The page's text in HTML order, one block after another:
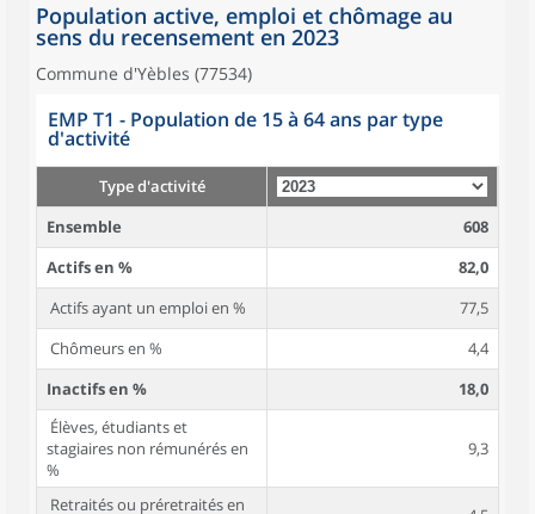
Population active, emploi et chômage au
sens du recensement en 2023
Commune d'Yèbles (77534)
EMP T1 - Population de 15 à 64 ans par type
d'activité
Type d'activité
Ensemble
608
Actifs en %
82,0
Actifs ayant un emploi en %
77,5
Chômeurs en %
4,4
Inactifs en %
18,0
Élèves, étudiants et
stagiaires non rémunérés en
%
9,3
Retraités ou préretraités en